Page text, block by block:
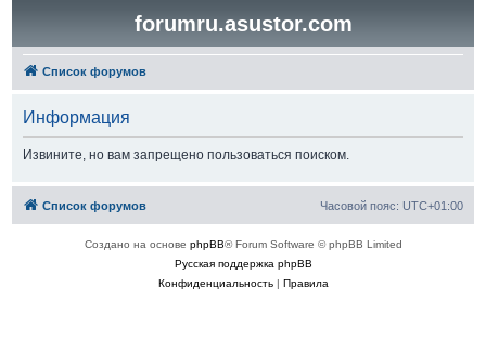
forumru.asustor.com
Список форумов
Информация
Извините, но вам запрещено пользоваться поиском.
Список форумов Часовой пояс: UTC+01:00
Создано на основе phpBB® Forum Software © phpBB Limited
Русская поддержка phpBB
Конфиденциальность| Правила